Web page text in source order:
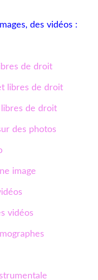
des vidéos :
de droit
libres de droit
de droit
des photos
image
vidéos